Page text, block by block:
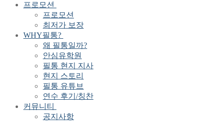
프로모션
프로모션
최저가 보장
WHY필통?
왜 필통일까?
안심유학원
필통 현지 지사
현지 스토리
필통 유튜브
연수 후기/칭찬
커뮤니티
공지사항